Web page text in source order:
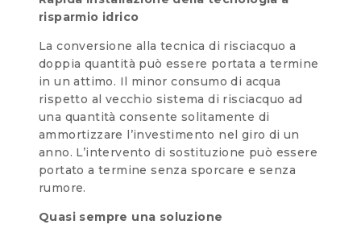
risparmio idrico
La conversione alla tecnica di risciacquo a
doppia quantità può essere portata a termine
in un attimo. Il minor consumo di acqua
rispetto al vecchio sistema di risciacquo ad
una quantità consente solitamente di
ammortizzare l’investimento nel giro di un
anno. L’intervento di sostituzione può essere
portato a termine senza sporcare e senza
rumore.
Quasi sempre una soluzione